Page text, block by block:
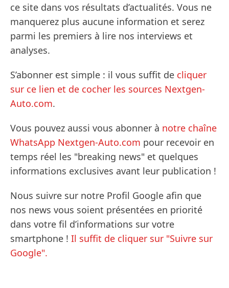
ce site dans vos résultats d’actualités. Vous ne
manquerez plus aucune information et serez
parmi les premiers à lire nos interviews et
analyses.
S’abonner est simple : il vous suffit de cliquer
sur ce lien et de cocher les sources Nextgen-
Auto.com.
Vous pouvez aussi vous abonner à notre chaîne
WhatsApp Nextgen-Auto.com pour recevoir en
temps réel les "breaking news" et quelques
informations exclusives avant leur publication !
Nous suivre sur notre Profil Google afin que
nos news vous soient présentées en priorité
dans votre fil d’informations sur votre
smartphone ! Il suffit de cliquer sur "Suivre sur
Google".